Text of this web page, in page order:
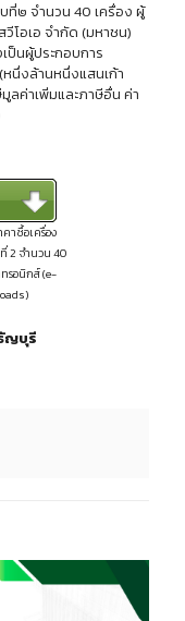
ที่๒ จำนวน 40 เครื่อง ผู้
วีโอเอ จำกัด (มหาชน)
ป็นผู้ประกอบการ
นึ่งล้านหนึ่งแสนเก้า
ค่าเพิ่มและภาษีอื่น ค่า
าซื้อเครื่อง
2 จำนวน 40
ทรอนิกส์ (e-
ญบุรี